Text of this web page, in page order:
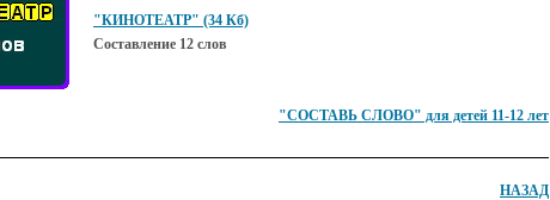
"КИНОТЕАТР" (34 Кб)
Составление 12 слов
"СОСТАВЬ СЛОВО" для детей 11-12 лет
НАЗАД